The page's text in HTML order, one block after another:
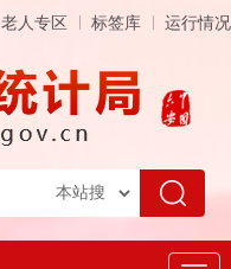
老人专区 标签库 运行情况